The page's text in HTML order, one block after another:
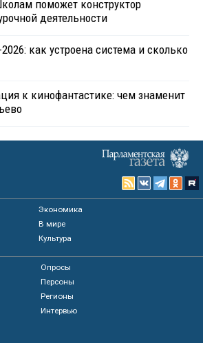
поможет конструктор
деятельности
как устроена система и сколько
к кинофантастике: чем знаменит
Экономика
В мире
Культура
Опросы
Персоны
Регионы
Интервью